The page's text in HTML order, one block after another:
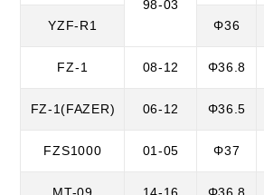
98-03
YZF-R1 Φ36
FZ-1 08-12 Φ36.8
FZ-1(FAZER) 06-12 Φ36.5
FZS1000 01-05 Φ37